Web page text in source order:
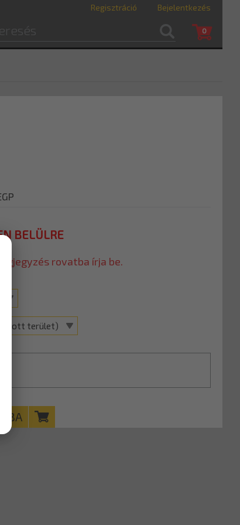
Regisztráció Bejelentkezés
0
BELÜLRE
rovatba írja be.
terület)